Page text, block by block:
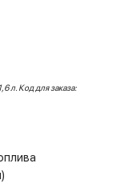
л. Код для заказа: